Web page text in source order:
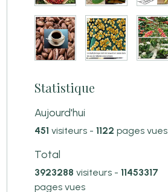
Statistique
Aujourd'hui
451 visiteurs - 1122 pages vues
Total
3923288 visiteurs - 11453317
pages vues